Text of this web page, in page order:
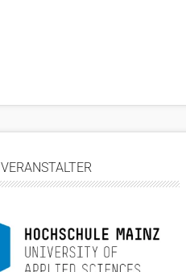
VERANSTALTER